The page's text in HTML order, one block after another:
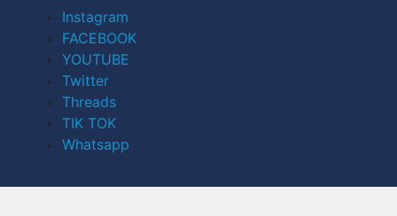
Instagram
FACEBOOK
YOUTUBE
Twitter
Threads
TIK TOK
Whatsapp